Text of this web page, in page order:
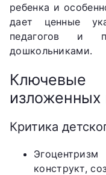
ребенка и
дает ценные
педагогов и
дошкольниками.
изложенных
Критика
конструкт,